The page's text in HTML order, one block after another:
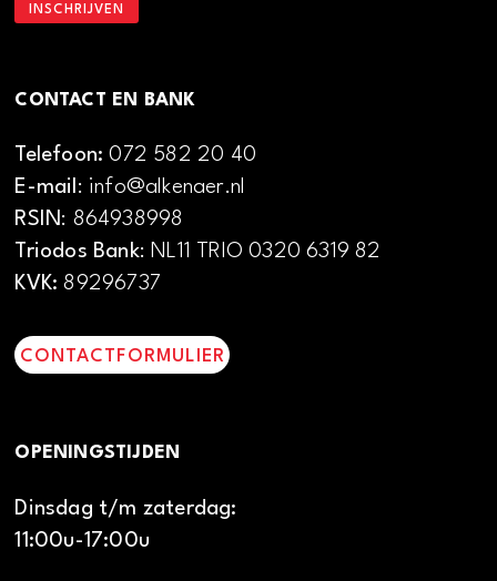
CONTACT EN BANK
Telefoon:072 582 20 40
E-mail: info@alkenaer.nl
RSIN: 864938998
Triodos Bank: NL11 TRIO 0320 6319 82
KVK: 89296737
CONTACTFORMULIER
OPENINGSTIJDEN
Dinsdag t/m zaterdag:
11:00u-17:00u